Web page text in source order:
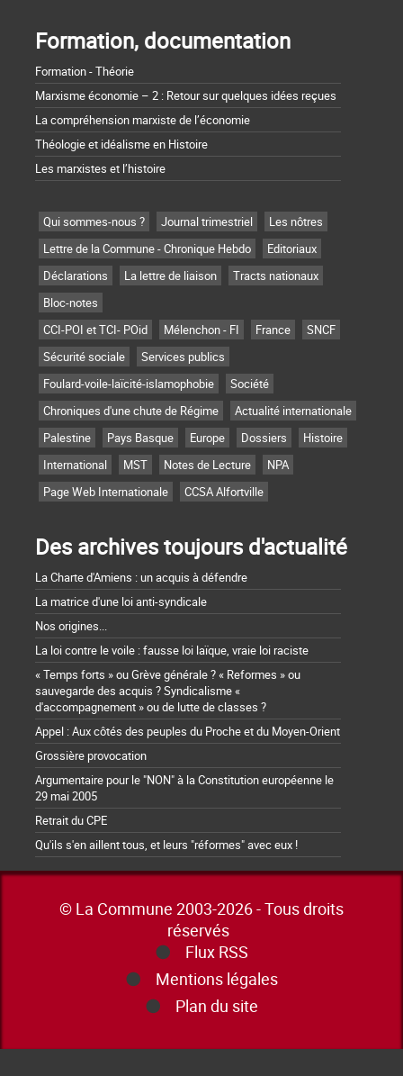
Formation, documentation
Formation - Théorie
Marxisme économie – 2 : Retour sur quelques idées reçues
La compréhension marxiste de l’économie
Théologie et idéalisme en Histoire
Les marxistes et l’histoire
Qui sommes-nous ? Journal trimestriel
Les nôtres
Lettre de la Commune - Chronique Hebdo
Editoriaux
Déclarations
La lettre de liaison
Tracts nationaux
Bloc-notes
CCI-POI et TCI- POid
Mélenchon - FI France
SNCF
Sécurité sociale
Services publics
Foulard-voile-laïcité-islamophobie
Société
Chroniques d'une chute de Régime
Actualité internationale
Palestine
Pays Basque Europe Dossiers
Histoire
International
MST Notes de Lecture
NPA
Page Web Internationale
CCSA Alfortville
Des archives toujours d'actualité
La Charte d'Amiens : un acquis à défendre
La matrice d'une loi anti-syndicale
Nos origines...
La loi contre le voile : fausse loi laïque, vraie loi raciste
« Temps forts » ou Grève générale ? « Reformes » ou
sauvegarde des acquis ? Syndicalisme «
d'accompagnement » ou de lutte de classes ?
Appel : Aux côtés des peuples du Proche et du Moyen-Orient
Grossière provocation
Argumentaire pour le "NON" à la Constitution européenne le
29 mai 2005
Retrait du CPE
Qu'ils s'en aillent tous, et leurs "réformes" avec eux !
© La Commune 2003-2026 - Tous droits
réservés
Flux RSS
Mentions légales
Plan du site